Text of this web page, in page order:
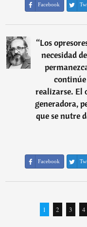
Facebook
“Los
necesidad
realizarse. El
generadora,
que se nutre
Facebook
1 2 3 4